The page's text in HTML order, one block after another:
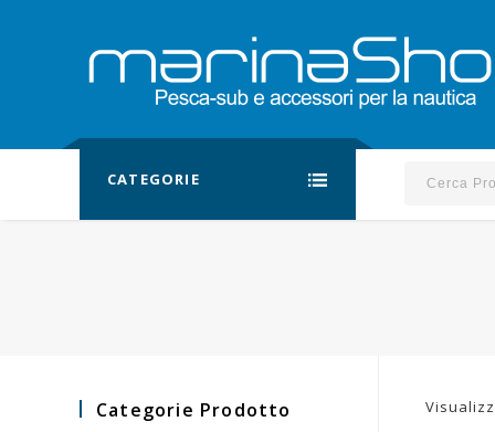
CATEGORIE
Categorie Prodotto